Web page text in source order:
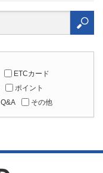
ETCカード
ポイント
Q&A その他